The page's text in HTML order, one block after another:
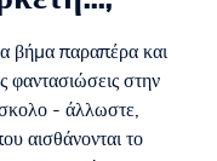
βήμα παραπέρα και
φαντασιώσεις στην
- άλλωστε,
αισθάνονται το